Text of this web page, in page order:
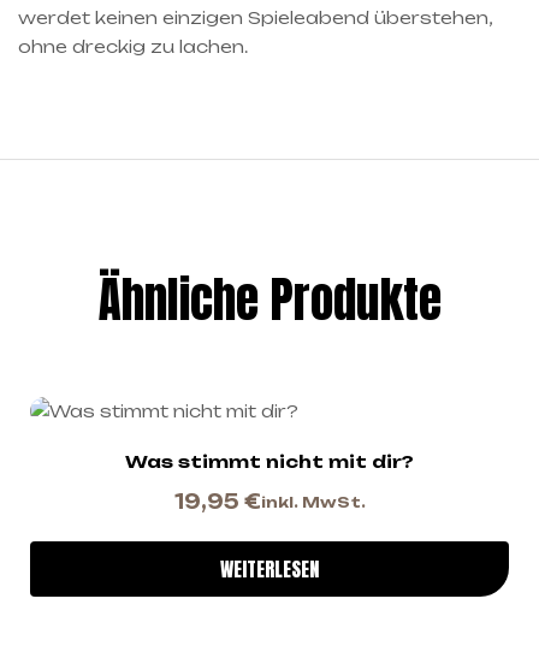
werdet keinen einzigen Spieleabend überstehen,
ohne dreckig zu lachen.
Ähnliche Produkte
Was stimmt nicht mit dir?
19,95 €inkl. MwSt.
WEITERLESEN